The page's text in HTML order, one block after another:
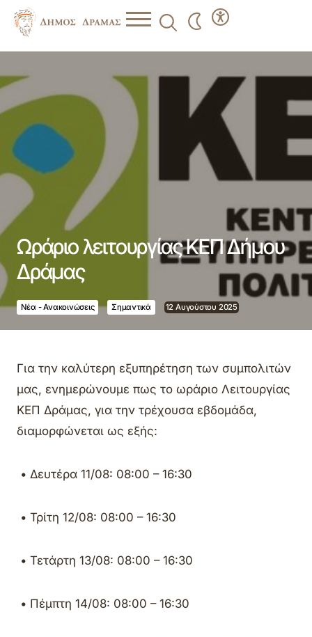
Ωράριο λειτουργίας ΚΕΠ Δήμου
Δράμας
Νέα - Ανακοινώσεις Σημαντικά 12 Αυγούστου 2025
Για την καλύτερη εξυπηρέτηση των συμπολιτών
μας, ενημερώνουμε πως το ωράριο Λειτουργίας
ΚΕΠ Δράμας, για την τρέχουσα εβδομάδα,
διαμορφώνεται ως εξής:
• Δευτέρα 11/08: 08:00 – 16:30
• Τρίτη 12/08: 08:00 – 16:30
• Τετάρτη 13/08: 08:00 – 16:30
• Πέμπτη 14/08: 08:00 – 16:30